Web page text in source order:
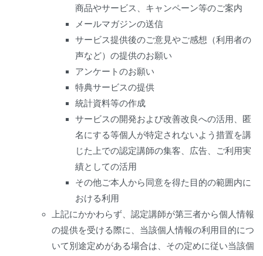
商品やサービス、キャンペーン等のご案内
メールマガジンの送信
サービス提供後のご意見やご感想（利用者の
声など）の提供のお願い
アンケートのお願い
特典サービスの提供
統計資料等の作成
サービスの開発および改善改良への活用、匿
名にする等個人が特定されないよう措置を講
じた上での認定講師の集客、広告、ご利用実
績としての活用
その他ご本人から同意を得た目的の範囲内に
おける利用
上記にかかわらず、認定講師が第三者から個人情報
の提供を受ける際に、当該個人情報の利用目的につ
いて別途定めがある場合は、その定めに従い当該個